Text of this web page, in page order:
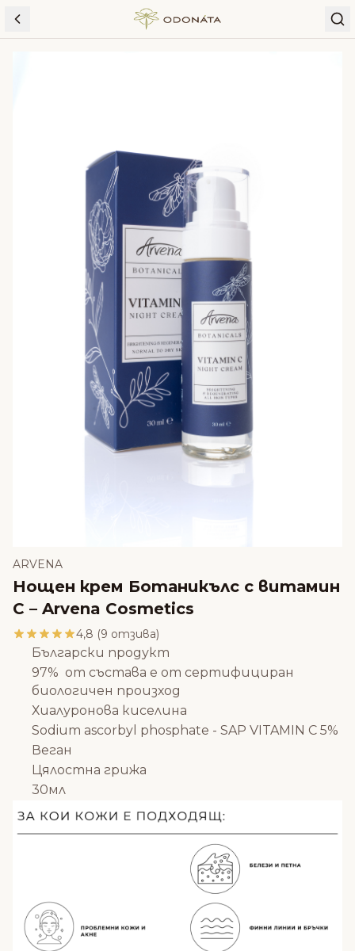
Skip to content
ARVENA
Нощен крем Ботаникълс с витамин
C – Arvena Cosmetics
4,8 (9 отзива)
Български продукт
97% от състава е от сертифициран
биологичен произход
Хиалуронова киселина
Sodium ascorbyl phosphate - SAP VITAMIN C 5%
Веган
Цялостна грижа
30мл